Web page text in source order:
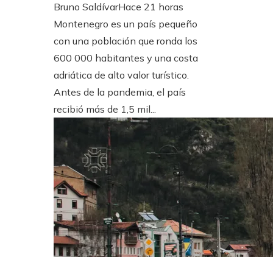
Bruno SaldívarHace 21 horas
Montenegro es un país pequeño
con una población que ronda los
600 000 habitantes y una costa
adriática de alto valor turístico.
Antes de la pandemia, el país
recibió más de 1,5 mil...